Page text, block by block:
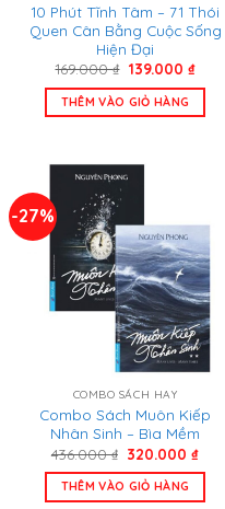
10 Phút Tĩnh Tâm – 71 Thói
Quen Cân Bằng Cuộc Sống
Hiện Đại
169.000₫ Giá
là:
169.000 ₫.
139.000 ₫Giá
tại
THÊM VÀO GIỎ HÀNG
-27%
COMBO SÁCH HAY
Combo Sách Muôn Kiếp
Nhân Sinh – Bìa Mềm
436.000₫ Giá
là:
436.000 ₫.
320.000₫Giá
THÊM VÀO GIỎ HÀNG